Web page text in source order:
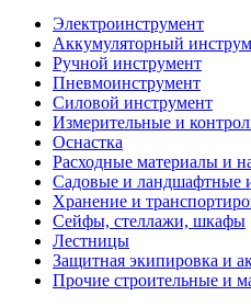
Электроинструмент
Аккумуляторный
Ручной инструмент
Пневмоинструмент
Силовой инструмент
Измерительные и
Оснастка
Расходные материалы и
Садовые и ландшафтные
Хранение и
Сейфы, стеллажи, шкафы
Лестницы
Защитная экипировка и
Прочие строительные и